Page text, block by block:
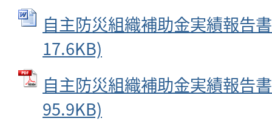
自主防災組織補助金実績報告
17.6KB)
自主防災組織補助金実績報告
95.9KB)